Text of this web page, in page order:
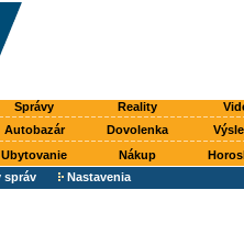
Správy Reality
Autobazár Dovolenka
Ubytovanie Nákup
správ Nastavenia